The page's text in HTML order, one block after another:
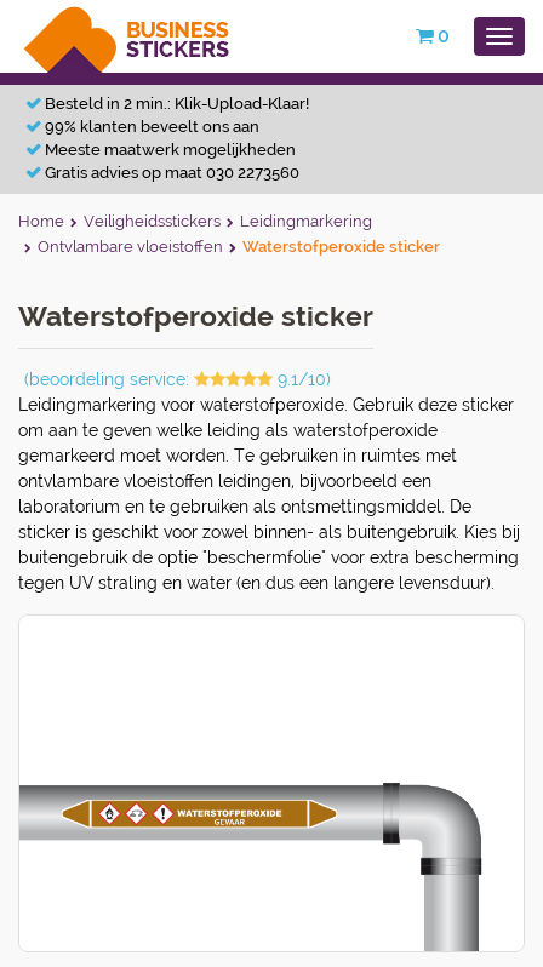
0
Besteld in 2 min.: Klik-Upload-Klaar!
99% klanten beveelt ons aan
Meeste maatwerk mogelijkheden
Gratis advies op maat 030 2273560
Home Veiligheidsstickers
Leidingmarkering
Ontvlambare vloeistoffen
Waterstofperoxide sticker
Waterstofperoxide sticker
(beoordeling service:
9.1/10)
Leidingmarkering voor waterstofperoxide. Gebruik deze sticker
om aan te geven welke leiding als waterstofperoxide
gemarkeerd moet worden. Te gebruiken in ruimtes met
ontvlambare vloeistoffen leidingen, bijvoorbeeld een
laboratorium en te gebruiken als ontsmettingsmiddel. De
sticker is geschikt voor zowel binnen- als buitengebruik. Kies bij
buitengebruik de optie "beschermfolie" voor extra bescherming
tegen UV straling en water (en dus een langere levensduur).